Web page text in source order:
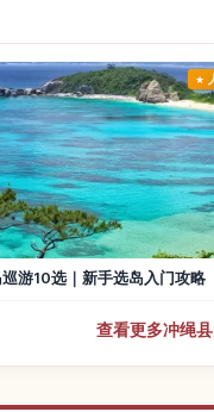
游10选｜新手选岛入门攻略
查看更多冲绳